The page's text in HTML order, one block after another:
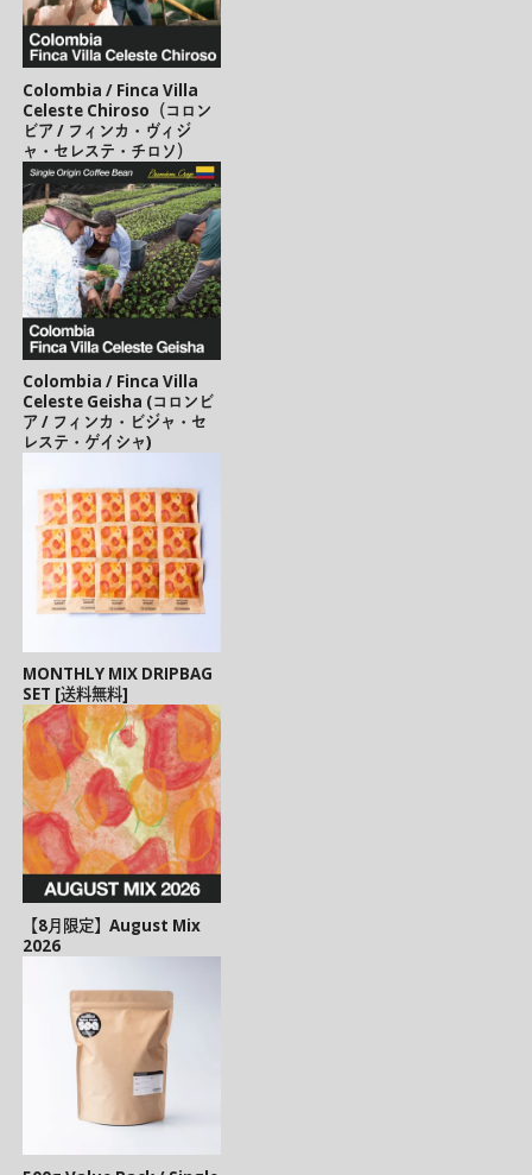
Colombia / Finca Villa
Celeste Chiroso（コロン
ビア / フィンカ・ヴィジ
ャ・セレステ・チロソ）
Colombia / Finca Villa
Celeste Geisha (コロンビ
ア / フィンカ・ビジャ・セ
レステ・ゲイシャ)
MONTHLY MIX DRIPBAG
SET [送料無料]
【8月限定】August Mix
2026